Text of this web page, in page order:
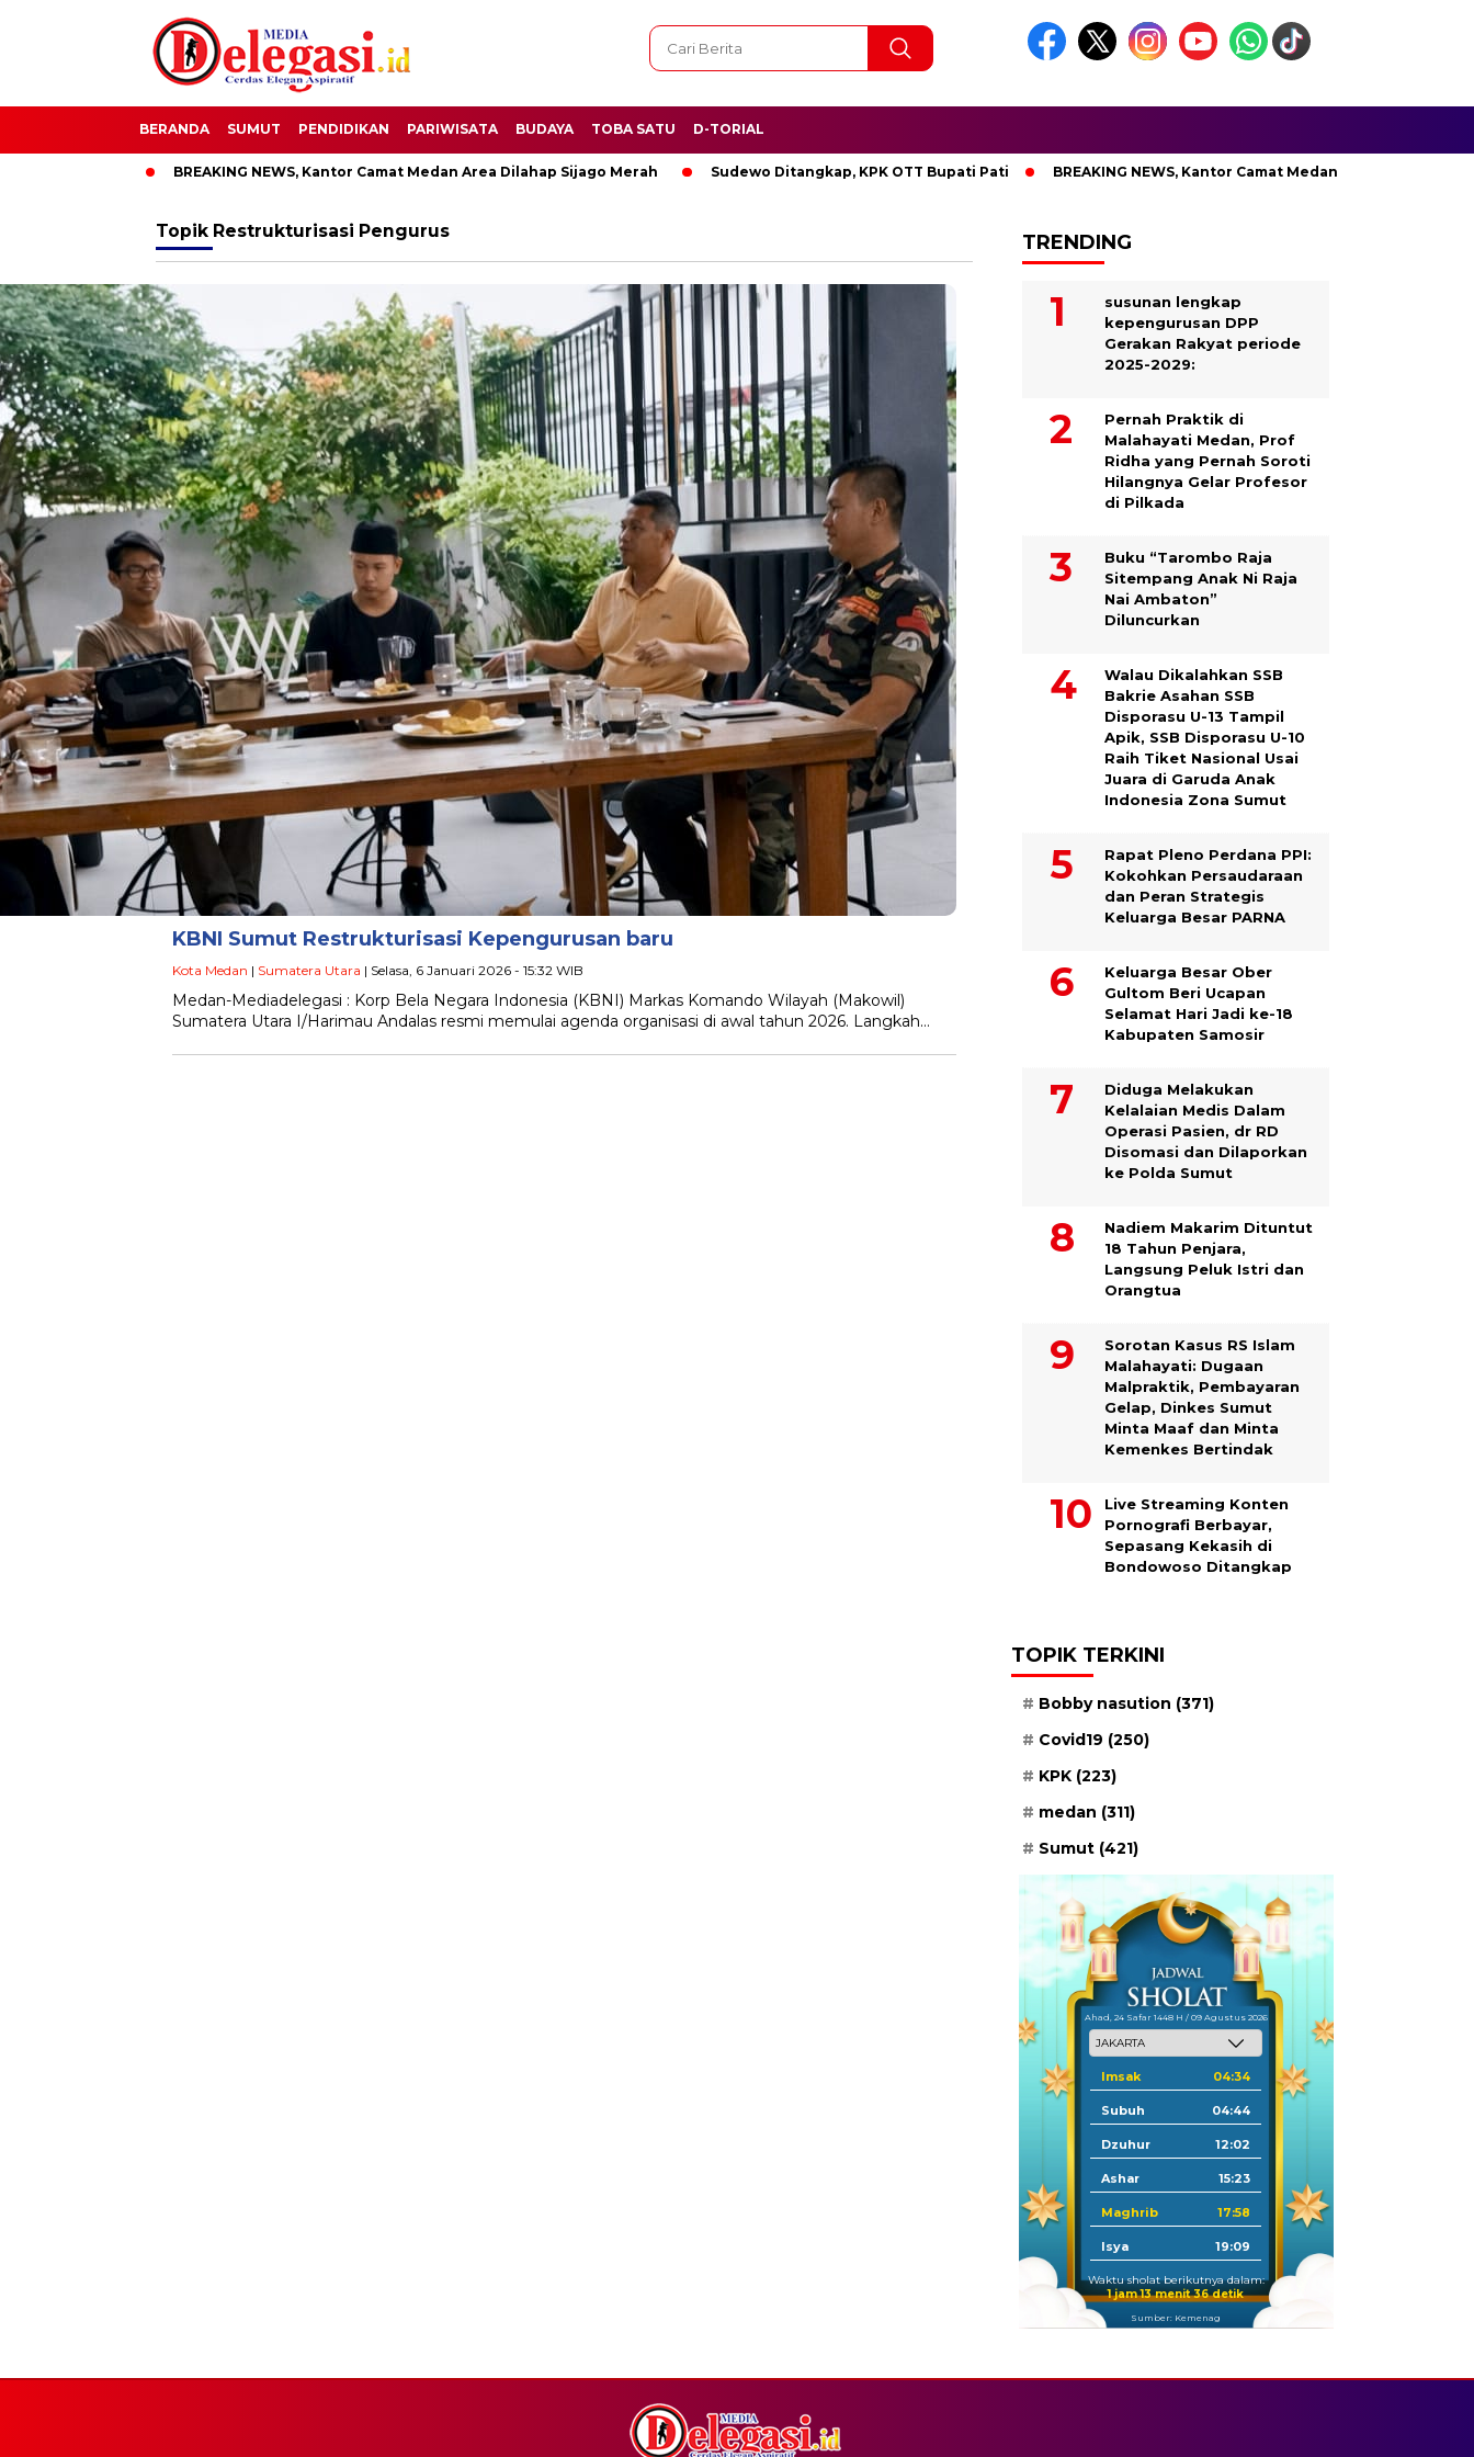
BERANDA SUMUT PENDIDIKAN PARIWISATA BUDAYA TOBA SATU D-TORIAL
BREAKING NEWS, Kantor Camat Medan Area Dilahap Sijago Merah Sudewo Ditangkap, KPK OTT Bupati Pati BREAKING NEWS, Kantor Camat Medan Area Dilahap Sijago
Topik Restrukturisasi Pengurus
KBNI Sumut Restrukturisasi Kepengurusan baru
Kota Medan | Sumatera Utara | Selasa, 6 Januari 2026 - 15:32 WIB
Medan-Mediadelegasi : Korp Bela Negara Indonesia (KBNI) Markas Komando Wilayah (Makowil)
Sumatera Utara I/Harimau Andalas resmi memulai agenda organisasi di awal tahun 2026. Langkah…
TRENDING
susunan lengkap
kepengurusan DPP
Gerakan Rakyat periode
2025-2029:
Pernah Praktik di
Malahayati Medan, Prof
Ridha yang Pernah Soroti
Hilangnya Gelar Profesor
di Pilkada
Buku “Tarombo Raja
Sitempang Anak Ni Raja
Nai Ambaton”
Diluncurkan
Walau Dikalahkan SSB
Bakrie Asahan SSB
Disporasu U-13 Tampil
Apik, SSB Disporasu U-10
Raih Tiket Nasional Usai
Juara di Garuda Anak
Indonesia Zona Sumut
Rapat Pleno Perdana PPI:
Kokohkan Persaudaraan
dan Peran Strategis
Keluarga Besar PARNA
Keluarga Besar Ober
Gultom Beri Ucapan
Selamat Hari Jadi ke-18
Kabupaten Samosir
Diduga Melakukan
Kelalaian Medis Dalam
Operasi Pasien, dr RD
Disomasi dan Dilaporkan
ke Polda Sumut
​Nadiem Makarim Dituntut
18 Tahun Penjara,
Langsung Peluk Istri dan
Orangtua
Sorotan Kasus RS Islam
Malahayati: Dugaan
Malpraktik, Pembayaran
Gelap, Dinkes Sumut
Minta Maaf dan Minta
Kemenkes Bertindak
Live Streaming Konten
Pornografi Berbayar,
Sepasang Kekasih di
Bondowoso Ditangkap
TOPIK TERKINI
Bobby nasution (371)
Covid19 (250)
KPK (223)
medan (311)
Sumut (421)
Ahad, 24 Safar 1448 H / 09 Agustus 2026
Imsak 04:34
Subuh 04:44
Dzuhur 12:02
Ashar 15:23
Maghrib 17:58
Isya 19:09
Waktu sholat berikutnya dalam:
1 jam 13 menit 35 detik
Sumber: Kemenag